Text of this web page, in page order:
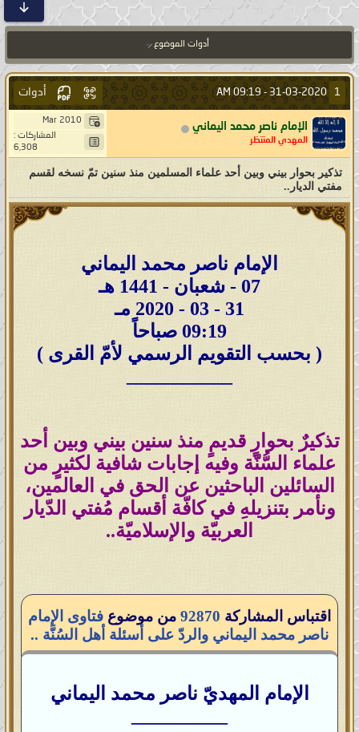
أدوات الموضوع
1
31-03-2020 -
09:19 AM أدوات
الإمام ناصر محمد اليماني
المهدي المنتظر
Mar 2010
المشاركات :
6,308
تذكير بحوار بيني وبين أحد علماء المسلمين منذ سنين تمّ نسخه لقسم
مفتي الديار..
الإمام ناصر محمد اليماني
07 - شعبان - 1441 هـ
31 - 03 - 2020 مـ
09:19 صباحاً
( بحسب التقويم الرسمي لأمّ القرى )
تذكيرٌ بحوارٍ قديمٍ منذ سنين بيني وبين أحد
علماء السُّنّة وفيه إجابات شافية لكثيرٍ من
السائلين الباحثين عن الحق في العالمين،
ونأمر بتنزيلهِ في كافّة أقسام مُفتي الدّيار
العربيّة والإسلاميّة..
اقتباس المشاركة 92870 من موضوع فتاوى الإمام
ناصر محمد اليماني والردّ على أسئلة أهل السُنَّة ..
الإمام المهديّ ناصر محمد اليماني